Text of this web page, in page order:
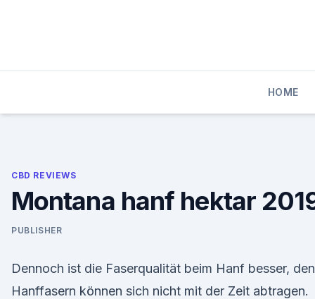
HOME
CBD REVIEWS
Montana hanf hektar
PUBLISHER
Dennoch ist die Faserqualität beim Hanf besser,
Hanffasern können sich nicht mit der Zeit abtragen.